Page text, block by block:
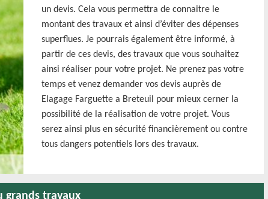
un devis. Cela vous permettra de connaitre le
montant des travaux et ainsi d’éviter des dépenses
superflues. Je pourrais également être informé, à
partir de ces devis, des travaux que vous souhaitez
ainsi réaliser pour votre projet. Ne prenez pas votre
temps et venez demander vos devis auprès de
Elagage Farguette a Breteuil pour mieux cerner la
possibilité de la réalisation de votre projet. Vous
serez ainsi plus en sécurité financièrement ou contre
tous dangers potentiels lors des travaux.
grands travaux